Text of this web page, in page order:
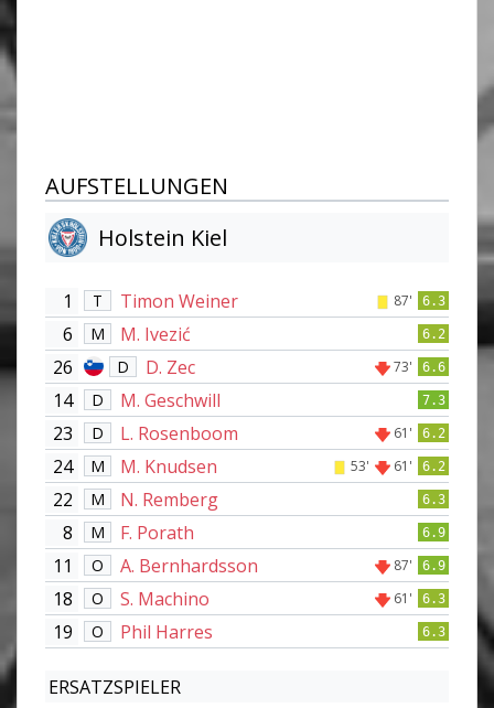
AUFSTELLUNGEN
Holstein Kiel
1 T Timon Weiner 87' 6.3
6 M M. Ivezić 6.2
26 D D. Zec 73' 6.6
14 D M. Geschwill 7.3
23 D L. Rosenboom 61' 6.2
24 M M. Knudsen 53' 61' 6.2
22 M N. Remberg 6.3
8 M F. Porath 6.9
11 O A. Bernhardsson 87' 6.9
18 O S. Machino 61' 6.3
19 O Phil Harres 6.3
ERSATZSPIELER